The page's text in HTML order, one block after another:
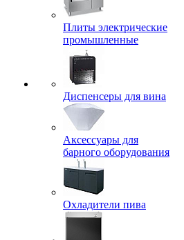
Плиты электрические
промышленные
Диспенсеры для вина
Аксессуары для
барного оборудования
Охладители пива